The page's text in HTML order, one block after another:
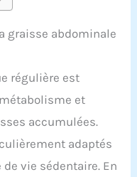
graisse abdominale
régulière est
et
accumulées.
adaptés
vie sédentaire. En